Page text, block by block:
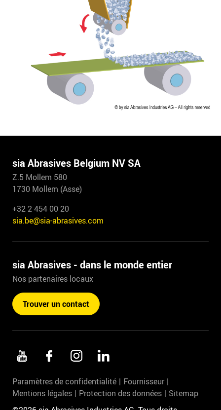
sia Abrasives Belgium NV SA
Z.5 Mollem 580
1730 Mollem (Asse)
+32 2 454 00 20
sia.be@sia-abrasives.com
sia Abrasives - dans le monde entier
Nos partenaires locaux
Trouver un contact
Paramètres de confidentialité
Fournisseur
Mentions légales
Protection des données
Sitemap